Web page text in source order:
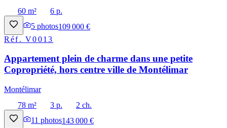
60 m²
6 p.
5 photos109 000 €
Réf.V0013
Appartement plein de charme dans une petite
Copropriété, hors centre ville de Montélimar
Montélimar
78 m²
3 p.
2 ch.
11 photos143 000 €